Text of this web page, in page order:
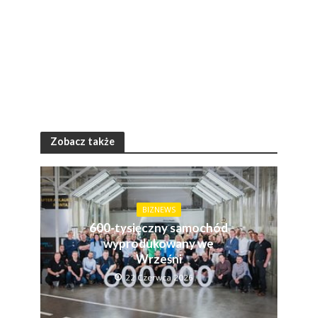
Zobacz także
BIZNEWS
600-tysięczny samochód
wyprodukowany we
Wrześni
22 Czerwca 2026